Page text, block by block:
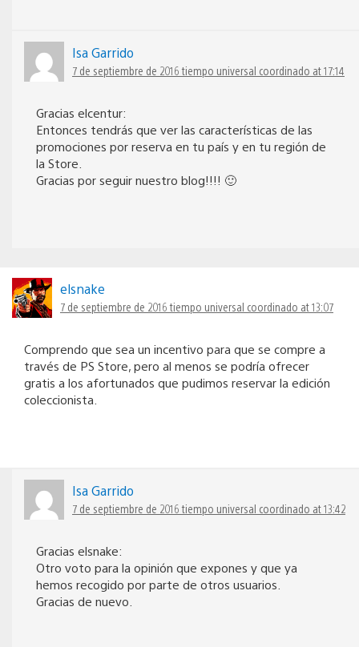
Isa Garrido
7 de septiembre de 2016 tiempo universal coordinado at 17:14
Gracias elcentur:
Entonces tendrás que ver las características de las
promociones por reserva en tu país y en tu región de
la Store.
Gracias por seguir nuestro blog!!!! 🙂
elsnake
7 de septiembre de 2016 tiempo universal coordinado at 13:07
Comprendo que sea un incentivo para que se compre a
través de PS Store, pero al menos se podría ofrecer
gratis a los afortunados que pudimos reservar la edición
coleccionista.
Isa Garrido
7 de septiembre de 2016 tiempo universal coordinado at 13:42
Gracias elsnake:
Otro voto para la opinión que expones y que ya
hemos recogido por parte de otros usuarios.
Gracias de nuevo.